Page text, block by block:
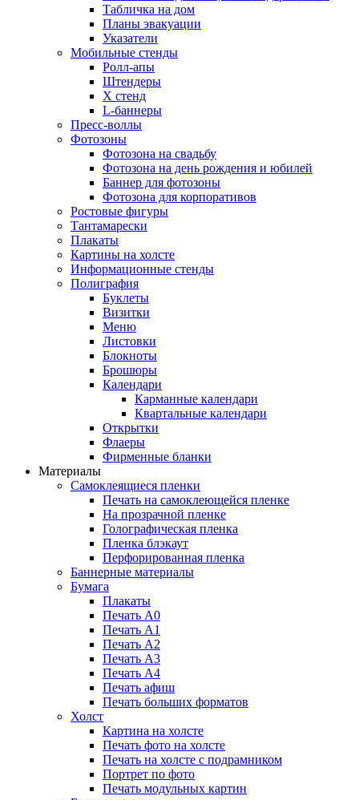
Табличка на дом
Планы эвакуации
Указатели
Мобильные стенды
Ролл-апы
Штендеры
Х стенд
L-баннеры
Пресс-воллы
Фотозоны
Фотозона на свадьбу
Фотозона на день рождения и юбилей
Баннер для фотозоны
Фотозона для корпоративов
Ростовые фигуры
Тантамарески
Плакаты
Картины на холсте
Информационные стенды
Полиграфия
Буклеты
Визитки
Меню
Листовки
Блокноты
Брошюры
Календари
Карманные календари
Квартальные календари
Открытки
Флаеры
Фирменные бланки
Материалы
Самоклеящиеся пленки
Печать на самоклеющейся пленке
На прозрачной пленке
Голографическая пленка
Пленка блэкаут
Перфорированная пленка
Баннерные материалы
Бумага
Плакаты
Печать А0
Печать А1
Печать А2
Печать А3
Печать А4
Печать афиш
Печать больших форматов
Холст
Картина на холсте
Печать фото на холсте
Печать на холсте с подрамником
Портрет по фото
Печать модульных картин